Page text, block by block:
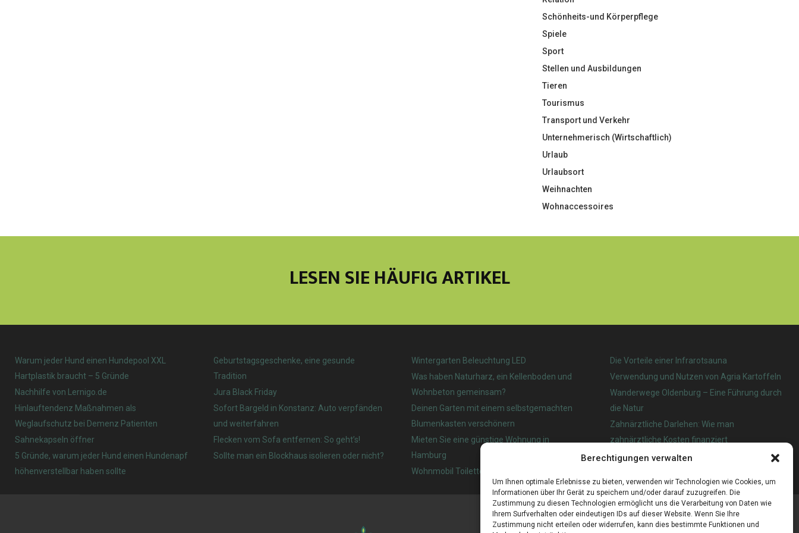
Berechtigungen verwalten
Um Ihnen optimale Erlebnisse zu bieten, verwenden wir Technologien wie Cookies, um
Informationen über Ihr Gerät zu speichern und/oder darauf zuzugreifen. Die
Zustimmung zu diesen Technologien ermöglicht uns die Verarbeitung von Daten wie
Ihrem Surfverhalten oder eindeutigen IDs auf dieser Website. Wenn Sie Ihre
Zustimmung nicht erteilen oder widerrufen, kann dies bestimmte Funktionen und
Schönheits-und Körperpflege
Spiele
Sport
Stellen und Ausbildungen
Tieren
Tourismus
Transport und Verkehr
Unternehmerisch (Wirtschaftlich)
Urlaub
Urlaubsort
Weihnachten
Wohnaccessoires
LESEN SIE HÄUFIG ARTIKEL
Warum jeder Hund einen Hundepool XXL
Hartplastik braucht – 5 Gründe
Nachhilfe von Lernigo.de
Hinlauftendenz Maßnahmen als
Weglaufschutz bei Demenz Patienten
Sahnekapseln öffner
5 Gründe, warum jeder Hund einen Hundenapf
höhenverstellbar haben sollte
Geburtstagsgeschenke, eine gesunde
Tradition
Jura Black Friday
Sofort Bargeld in Konstanz: Auto verpfänden
und weiterfahren
Flecken vom Sofa entfernen: So geht’s!
Sollte man ein Blockhaus isolieren oder nicht?
Wintergarten Beleuchtung LED
Was haben Naturharz, ein Kellenboden und
Wohnbeton gemeinsam?
Deinen Garten mit einem selbstgemachten
Blumenkasten verschönern
Mieten Sie eine günstige Wohnung in
Hamburg
Wohnmobil Toilette: Welches ist das beste?
Die Vorteile einer Infrarotsauna
Verwendung und Nutzen von Agria Kartoffeln
Wanderwege Oldenburg – Eine Führung durch
die Natur
Zahnärztliche Darlehen: Wie man
zahnärztliche Kosten finanziert